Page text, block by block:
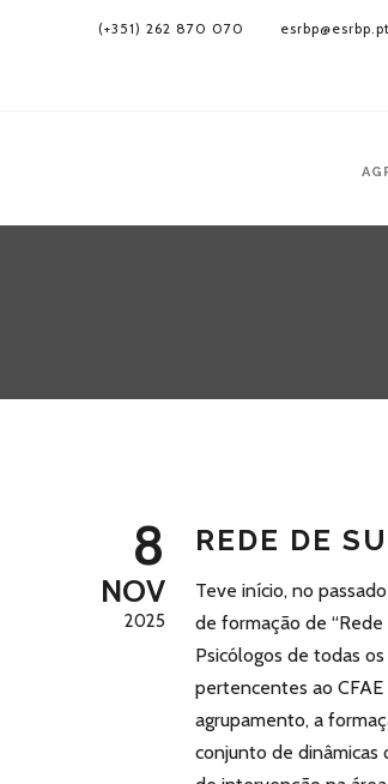
(+351) 262 870 070 esrbp@esrbp.pt
8
NOV
2025
REDE DE
Teve início, no
de formação de
Psicólogos de todas
pertencentes ao
agrupamento, a
conjunto de dinâmicas